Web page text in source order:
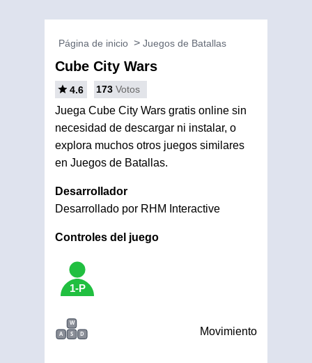
Página de inicio Juegos de Batallas
Cube City Wars
4.6 173 Votos
Juega Cube City Wars gratis online sin
necesidad de descargar ni instalar, o
explora muchos otros juegos similares
en Juegos de Batallas.
Desarrollador
Desarrollado por RHM Interactive
Controles del juego
1-P
W
A
S D Movimiento